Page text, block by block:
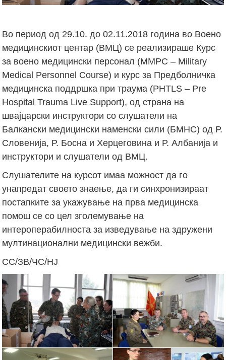
Во период од 29.10. до 02.11.2018 година во Воено
медицинскиот центар (ВМЦ) се реализираше Курс
за воено медицински персонал (MMPC – Military
Medical Personnel Course) и курс за Предболничка
медицинска поддршка при траума (PHTLS – Pre
Hospital Trauma Live Support), од страна на
швајцарски инструктори со слушатели на
Балкански медицински наменски сили (БМНС) од Р.
Словенија, Р. Босна и Херцеговина и Р. Албанија и
инструктори и слушатели од ВМЦ.
Слушателите на курсот имаа можност да го
унапредат своето знаење, да ги синхронизираат
постапките за укажување на прва медицинска
помош се со цел зголемување на
интероперабилноста за изведување на здружени
мултинационални медицински вежби.
СС/ЗВ/ЧС/НЈ